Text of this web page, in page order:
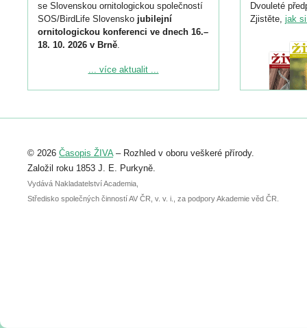
se Slovenskou ornitologickou společností
SOS/BirdLife Slovensko jubilejní
ornitologickou konferenci ve dnech 16.–
18. 10. 2026 v Brně.
Podrobnější informace ke konferenci
Registrovat se můžete do 6. září.
abstraktu přihlášené přednášky nebo
posteru je už 30. června.
... více aktualit ...
Dvouleté
Zjistěte, jak
© 2026 Časopis ŽIVA– Rozhled v oboru veškeré přírody.
Založil roku 1853 J. E. Purkyně.
Vydává Nakladatelství Academia,
Středisko společných činností AV ČR, v. v. i., za podpory Akademie věd ČR.